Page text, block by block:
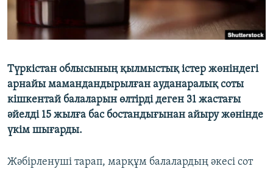
Түркістан облысының қылмыстық істер жөніндегі
арнайы мамандандырылған ауданаралық соты
кішкентай балаларын өлтірді деген 31 жастағы
әйелді 15 жылға бас бостандығынан айыру жөнінде
үкім шығарды.
Жәбірленуші тарап, марқұм балалардың әкесі сот